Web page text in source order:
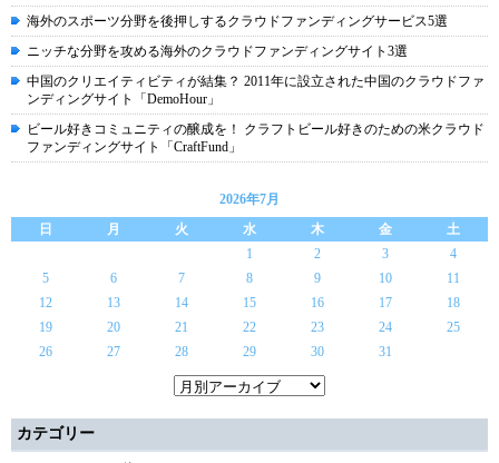
海外のスポーツ分野を後押しするクラウドファンディングサービス5選
ニッチな分野を攻める海外のクラウドファンディングサイト3選
中国のクリエイティビティが結集？ 2011年に設立された中国のクラウドファ
ンディングサイト「DemoHour」
ビール好きコミュニティの醸成を！ クラフトビール好きのための米クラウド
ファンディングサイト「CraftFund」
2026年7月
日
月 火 水 木 金
土
1
2 3
4
5
6 7 8 9 10
11
12
13 14 15 16 17
18
19
20 21 22 23 24
25
26
27 28 29 30 31
カテゴリー